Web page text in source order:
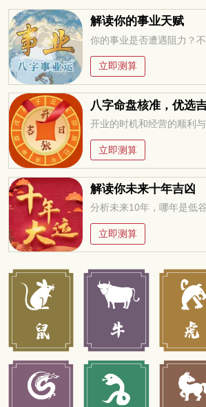
解读你的事业天赋
立即测算
八字命盘核准，优选
立即测算
解读你未来十年吉凶
立即测算